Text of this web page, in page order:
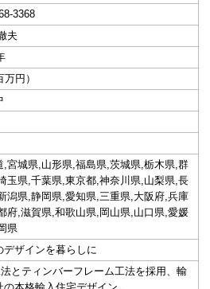
3368
夫
万円）
,宮城県,山形県,福島県,茨城県,栃木県,群
玉県,千葉県,東京都,神奈川県,山梨県,長
潟県,静岡県,愛知県,三重県,大阪府,兵庫
府,滋賀県,和歌山県,岡山県,山口県,愛媛
県
デザインを暮らしに
とティンバーフレーム工法を採用、輸